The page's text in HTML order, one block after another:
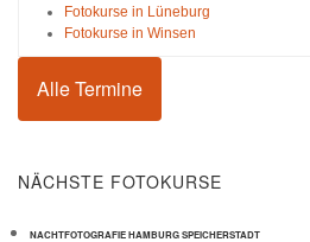
Fotokurse in Lüneburg
Fotokurse in Winsen
Alle Termine
NÄCHSTE FOTOKURSE
NACHTFOTOGRAFIE HAMBURG SPEICHERSTADT